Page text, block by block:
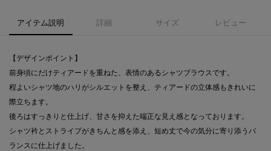
アイテム説明 詳細 サイズ レビュー
【デザインポイント】
前身頃にだけティアードを重ねた、表情のあるシャツブラウスです。
程よいシャツ地のハリがシルエットを整え、ティアードの立体感もきれいに
際立ちます。
後ろはすっきりと仕上げ、甘さを抑えた端正な見え感となっております。
シャツ衿とストライプがきちんと感を添え、短め丈で今の気分に寄り添うバ
ランスに仕上げました。